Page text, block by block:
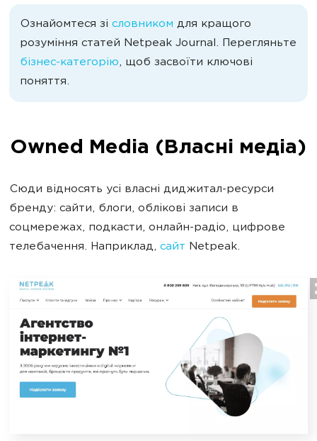
Ознайомтеся зі словником для кращого
розуміння статей Netpeak Journal. Перегляньте
бізнес-категорію, щоб засвоїти ключові
поняття.
Owned Media (Власні медіа)
Сюди відносять усі власні диджитал-ресурси
бренду: сайти, блоги, облікові записи в
соцмережах, подкасти, онлайн-радіо, цифрове
телебачення. Наприклад, сайт Netpeak.